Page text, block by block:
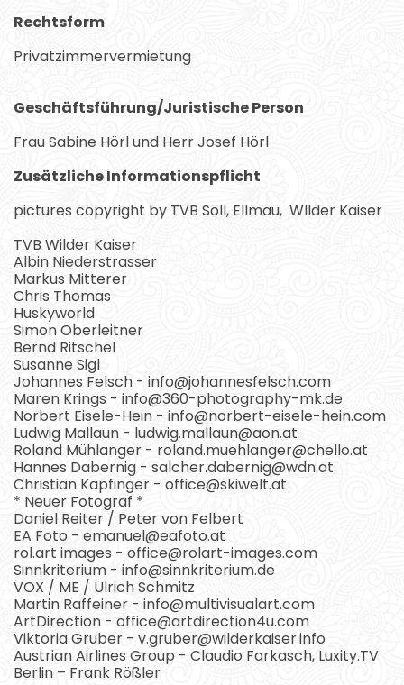
Rechtsform
Privatzimmervermietung
Geschäftsführung/Juristische Person
Frau Sabine Hörl und Herr Josef Hörl
Zusätzliche Informationspflicht
pictures copyright by TVB Söll, Ellmau, WIlder Kaiser
TVB Wilder Kaiser
Albin Niederstrasser
Markus Mitterer
Chris Thomas
Huskyworld
Simon Oberleitner
Bernd Ritschel
Susanne Sigl
Johannes Felsch - info@johannesfelsch.com
Maren Krings - info@360-photography-mk.de
Norbert Eisele-Hein - info@norbert-eisele-hein.com
Ludwig Mallaun - ludwig.mallaun@aon.at
Roland Mühlanger - roland.muehlanger@chello.at
Hannes Dabernig - salcher.dabernig@wdn.at
Christian Kapfinger - office@skiwelt.at
* Neuer Fotograf *
Daniel Reiter / Peter von Felbert
EA Foto - emanuel@eafoto.at
rol.art images - office@rolart-images.com
Sinnkriterium - info@sinnkriterium.de
VOX / ME / Ulrich Schmitz
Martin Raffeiner - info@multivisualart.com
ArtDirection - office@artdirection4u.com
Viktoria Gruber - v.gruber@wilderkaiser.info
Austrian Airlines Group - Claudio Farkasch, Luxity.TV
Berlin – Frank Rößler